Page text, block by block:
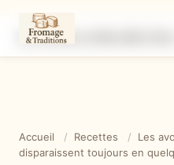
Accueil / Recettes /
Les
disparaissent toujours en